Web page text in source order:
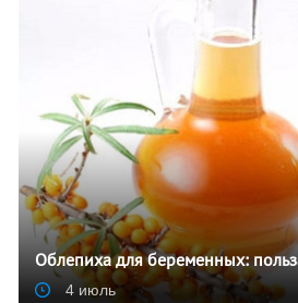
Облепиха для беременных:
4 июль